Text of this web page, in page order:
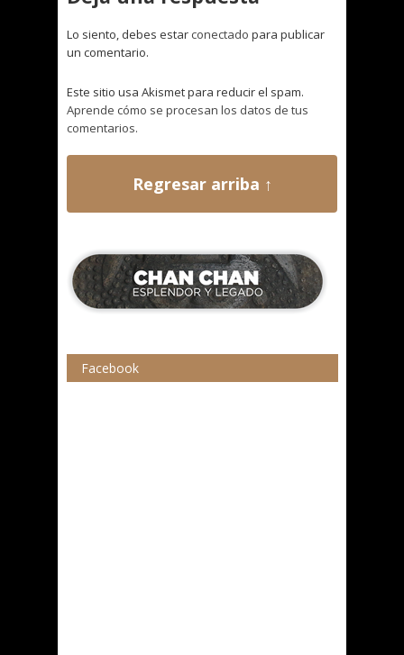
Lo siento, debes estar conectado para publicar
un comentario.
Este sitio usa Akismet para reducir el spam.
Aprende cómo se procesan los datos de tus
comentarios.
Regresar arriba ↑
Facebook